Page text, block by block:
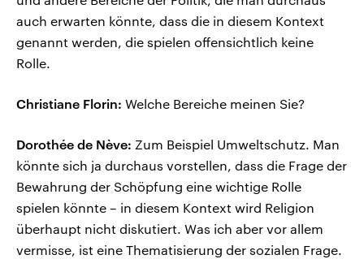
auch erwarten könnte, dass die in diesem Kontext
genannt werden, die spielen offensichtlich keine
Rolle.
Christiane Florin: Welche Bereiche meinen Sie?
Dorothée de Nève: Zum Beispiel Umweltschutz. Man
könnte sich ja durchaus vorstellen, dass die Frage der
Bewahrung der Schöpfung eine wichtige Rolle
spielen könnte – in diesem Kontext wird Religion
überhaupt nicht diskutiert. Was ich aber vor allem
vermisse, ist eine Thematisierung der sozialen Frage.